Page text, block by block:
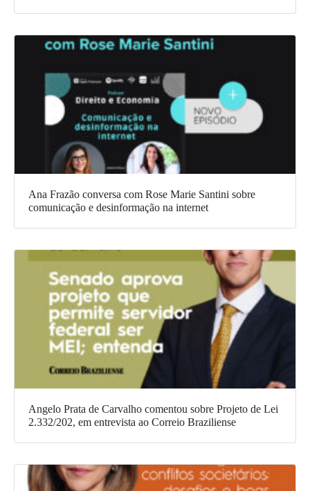
Ana Frazão conversa com Rose Marie Santini sobre
comunicação e desinformação na internet
Angelo Prata de Carvalho comentou sobre Projeto de Lei
2.332/202, em entrevista ao Correio Braziliense